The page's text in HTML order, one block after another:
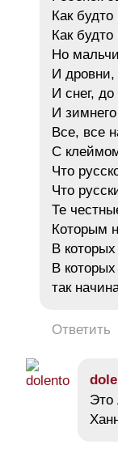
Как
Как
Но
И дровни,
И снег,
И
Все, все
С
Что
Что
Те
Которым
В
В
так
Ответить
Это